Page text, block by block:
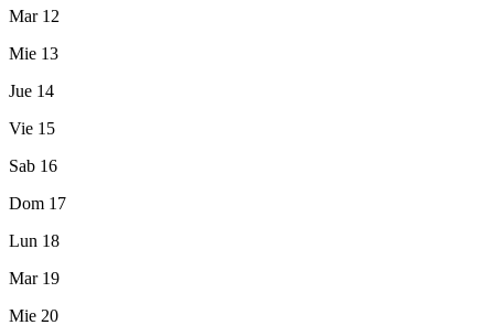
Mar 12
Mie 13
Jue 14
Vie 15
Sab 16
Dom 17
Lun 18
Mar 19
Mie 20